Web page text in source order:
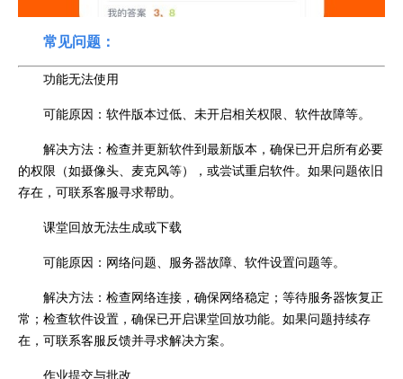
常见问题：
功能无法使用
可能原因：软件版本过低、未开启相关权限、软件故障等。
解决方法：检查并更新软件到最新版本，确保已开启所有必要
的权限（如摄像头、麦克风等），或尝试重启软件。如果问题依旧
存在，可联系客服寻求帮助。
课堂回放无法生成或下载
可能原因：网络问题、服务器故障、软件设置问题等。
解决方法：检查网络连接，确保网络稳定；等待服务器恢复正
常；检查软件设置，确保已开启课堂回放功能。如果问题持续存
在，可联系客服反馈并寻求解决方案。
作业提交与批改